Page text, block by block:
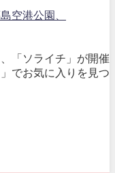
空港公園、
「ソライチ」が開催
でお気に入りを見つ